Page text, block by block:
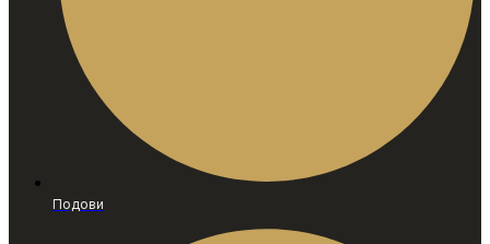
Подови